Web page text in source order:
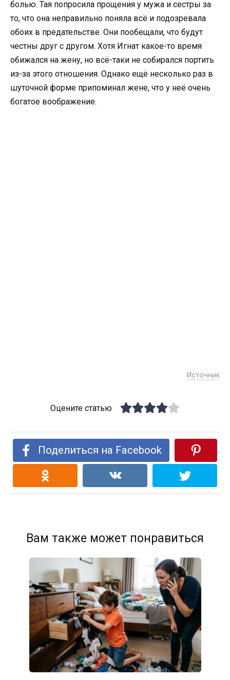
болью. Тая попросила прощения у мужа и сестры за
то, что она неправильно поняла всё и подозревала
обоих в предательстве. Они пообещали, что будут
честны друг с другом. Хотя Игнат какое-то время
обижался на жену, но всё-таки не собирался портить
из-за этого отношения. Однако ещё несколько раз в
шуточной форме припоминал жене, что у неё очень
богатое воображение.
Источник
Оцените статью
Поделиться на Facebook
Вам также может понравиться